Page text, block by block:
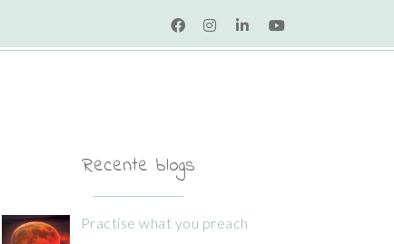
Recente blogs
Practise what you preach